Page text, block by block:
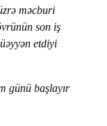
məcburi
son iş
etdiyi
günü başlayır